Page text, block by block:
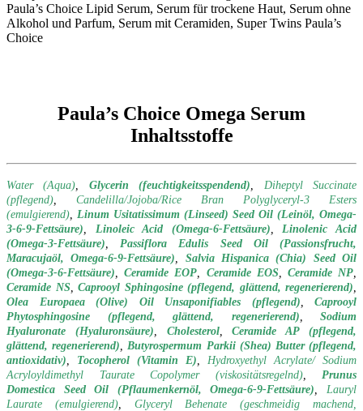
Paula’s Choice Omega Serum
Inhaltsstoffe
Water (Aqua) Glycerin (feuchtigkeitsspendend)
Diheptyl Succinate
(pflegend)
Candelilla/Jojoba/Rice Bran Polyglyceryl-3 Esters
(emulgierend)
Linum Usitatissimum (Linseed) Seed Oil (Leinöl, Omega-
3-6-9-Fettsäure)
Linoleic Acid (Omega-6-Fettsäure)
Linolenic Acid
(Omega-3-Fettsäure)
Passiflora Edulis Seed Oil (Passionsfrucht,
Maracujaöl, Omega-6-9-Fettsäure)
Salvia Hispanica (Chia) Seed Oil
(Omega-3-6-Fettsäure) ,Ceramide EOP Ceramide EOS Ceramide NP
Ceramide NS
Caprooyl Sphingosine (pflegend, glättend, regenerierend)
Olea Europaea (Olive) Oil Unsaponifiables (pflegend)
Caprooyl
Phytosphingosine (pflegend, glättend, regenerierend)
Sodium
Hyaluronate (Hyaluronsäure)
Cholesterol,Ceramide AP (pflegend,
glättend, regenerierend)
Butyrospermum Parkii (Shea) Butter (pflegend,
antioxidativ)
Tocopherol (Vitamin E)
Hydroxyethyl Acrylate/ Sodium
Acryloyldimethyl Taurate Copolymer (viskositätsregelnd), Prunus
Domestica Seed Oil (Pflaumenkernöl, Omega-6-9-Fettsäure)
Lauryl
Laurate (emulgierend), Glyceryl Behenate (geschmeidig machend,